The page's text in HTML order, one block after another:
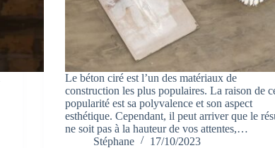
Le béton ciré est l’un des matériaux de
construction les plus populaires. La raison de
popularité est sa polyvalence et son aspect
esthétique. Cependant, il peut arriver que le
ne soit pas à la hauteur de vos attentes,…
Stéphane
17/10/2023